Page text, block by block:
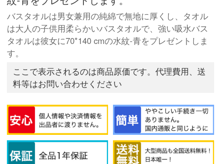
バスタオルは男女兼用の純綿で無地に厚くし、タオル
は大人の子供用柔らかいバスタオルで、強い吸水バス
タオルは彼女に70*140 cmの水紋-青をプレゼントしま
す。
ここで表示されるのは商品原価です。代理費用、送
料等はお問い合わせください